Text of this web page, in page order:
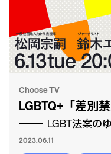
CLP市民と
Choose TV
LGBTQ+「差別
LGBT法案の
2023.06.11